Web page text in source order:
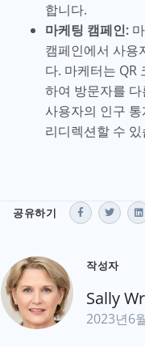
합니다.
마케팅 캠페인:
캠페인에서 사용
다. 마케터는 QR
하여 방문자를 다
사용자의 인구
리디렉션할 수
공유하기
작성자
Sally
2023년6